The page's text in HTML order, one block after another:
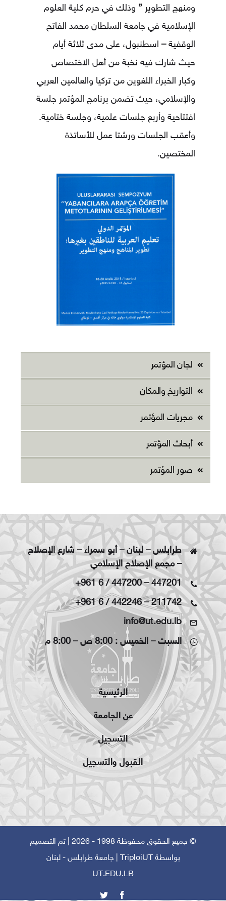
ومنهج التطوير ” وذلك في حرم كلية العلوم
الإسلامية في جامعة السلطان محمد الفاتح
الوقفية– اسطنبول، على مدى ثلاثة أيام
حيث شارك فيه نخبة من أهل الاختصاص
وكبار الخبراء اللغوين من تركيا والعالمين العربي
والإسلامي، حيث تضمن برنامج المؤتمر جلسة
افتتاحية وأربع جلسات علمية، وجلسة ختامية.
وأعقب الجلسات ورشتا عمل للأساتذة
المختصين.
لجان المؤتمر
التواريخ والمكان
مجريات المؤتمر
أبحاث المؤتمر
صور المؤتمر
طرابلس – لبنان – أبو سمراء – شارع الإصلاح
– مجمع الإصلاح الإسلامي
+961 6 / 447200–447201
+961 6 / 442246–211742
info@ut.edu.lb
السبت – الخميس : 8:00 ص – 8:00 م
الرئيسية
عن الجامعة
التسجيل
القبول والتسجيل
© جميع الحقوق محفوظة 1998 - 2026 | تم التصميم
بواسطة TriploiUT
| جامعة طرابلس - لبنان
UT.EDU.LB